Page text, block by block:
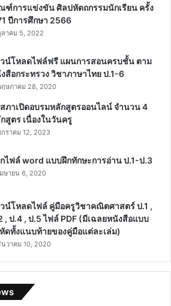
ฑ์การแข่งขัน ศิลปหัตถกรรมนักเรียน ครั้ง
ปีการศึกษา 2566
ลาคม 5, 2022
น์โหลดไฟล์ฟรี แผนการสอนครบชั้น ตาม
สือกระทรวง วิชาภาษาไทย ป.1-6
ษภาคม 28, 2020
ภาเปิดอบรมหลักสูตรออนไลน์ จำนวน 4
สูตร เนื่องในวันครู
ราคม 12, 2023
ไฟล์ word แบบฝึกทักษะการอ่าน ป.1-ป.3
มษายน 6, 2020
น์โหลดไฟล์ คู่มือครูวิชาคณิตศาสตร์ ป.1 ,
, ป.4 , ป.5 ไฟล์ PDF (มีเฉลยหนังสือแบบ
ดทั้งแนบท้ายของคู่มือแต่ละเล่ม)
นวาคม 10, 2020